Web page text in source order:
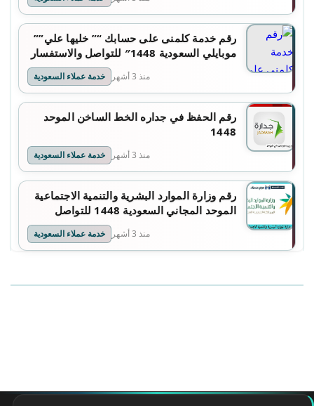
رقم خدمة كلمنى على حسابك “” خليها علي””
موبايلي السعودية 1448″ للتواصل والاستفسار
منذ 3 أشهر خدمة عملاء السعودية
رقم الحفظ في جداره الخط الساخن الموحد
1448
منذ 3 أشهر خدمة عملاء السعودية
رقم وزارة الموارد البشرية والتنمية الاجتماعية
الموحد المجاني السعودية 1448 للتواصل
منذ 3 أشهر خدمة عملاء السعودية